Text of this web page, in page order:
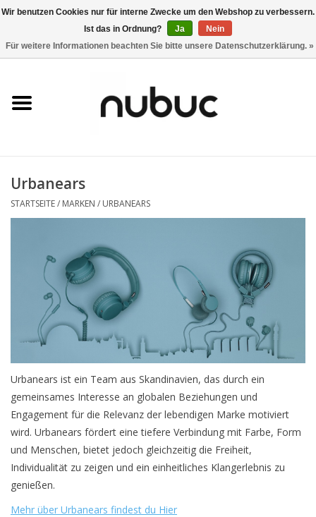
0 Artikel - CHF 0,00
Damen
Accessoires
Urbanears
STARTSEITE/ MARKEN / URBANEARS
Urbanears ist ein Team aus Skandinavien, das durch ein
gemeinsames Interesse an globalen Beziehungen und
Engagement für die Relevanz der lebendigen Marke motiviert
wird. Urbanears fördert eine tiefere Verbindung mit Farbe, Form
und Menschen, bietet jedoch gleichzeitig die Freiheit,
Individualität zu zeigen und ein einheitliches Klangerlebnis zu
genießen.
Mehr über Urbanears findest du Hier
Wir benutzen Cookies nur für interne Zwecke um den Webshop zu verbessern.
Ist das in Ordnung?
Ja
Nein
Für weitere Informationen beachten Sie bitte unsere Datenschutzerklärung. »